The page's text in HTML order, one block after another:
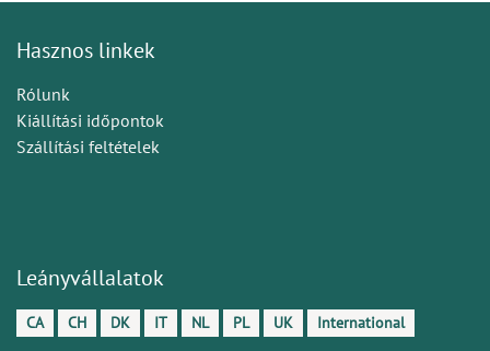
Hasznos linkek
Rólunk
Kiállítási időpontok
Szállítási feltételek
Leányvállalatok
CA CH DK IT NL PL UK International